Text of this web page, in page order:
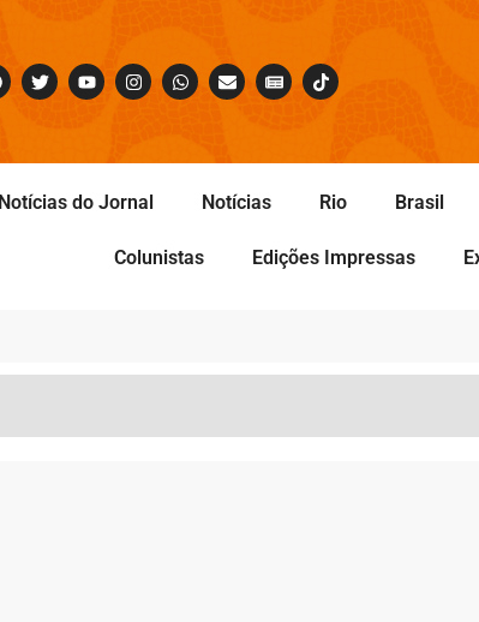
Notícias do Jornal Notícias Rio Brasil
Colunistas Edições Impressas